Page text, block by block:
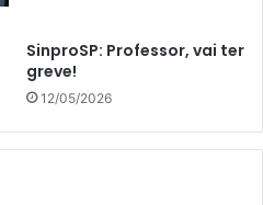
SinproSP: Professor, vai ter
greve!
12/05/2026